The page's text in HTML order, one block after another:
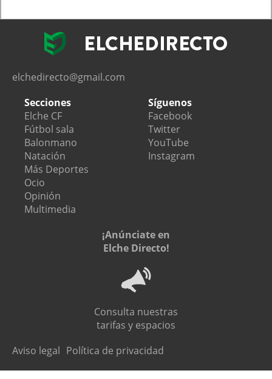
elchedirecto@gmail.com
Secciones
Elche CF
Fútbol sala
Balonmano
Natación
Más Deportes
Ocio
Opinión
Multimedia
Síguenos
Facebook
Twitter
YouTube
Instagram
¡Anúnciate en
Elche Directo!
Consulta nuestras
tarifas y espacios
Aviso legal Política de privacidad